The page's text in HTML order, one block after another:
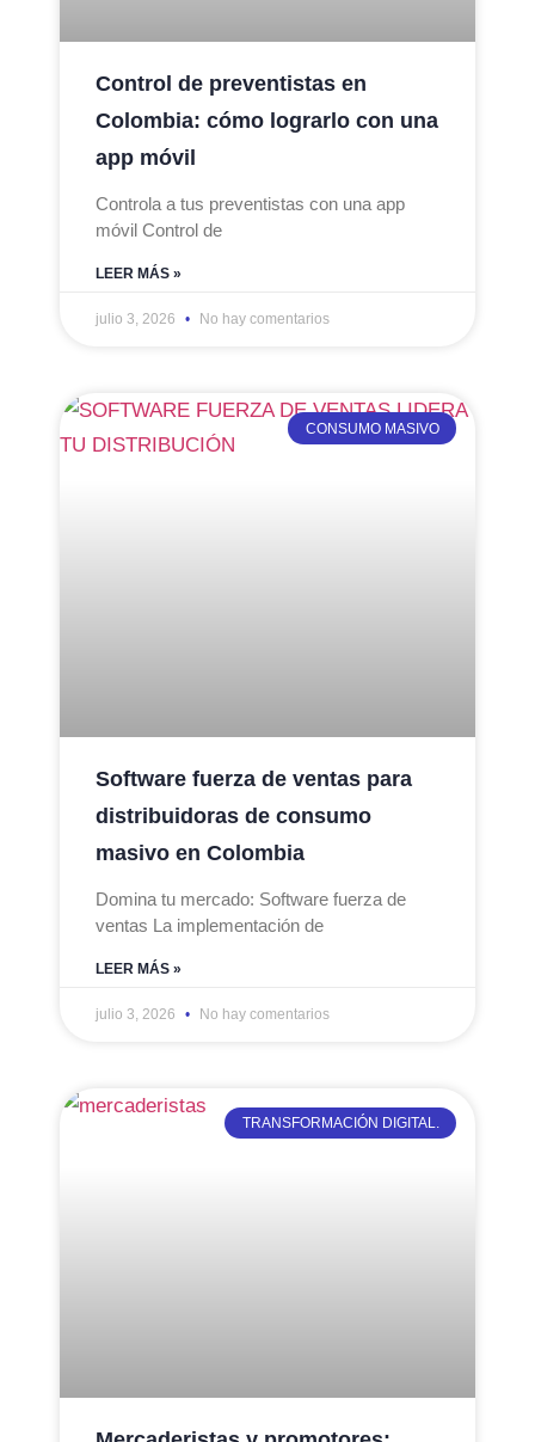
Control de preventistas en
Colombia: cómo lograrlo con una
app móvil
Controla a tus preventistas con una app
móvil Control de
LEER MÁS »
julio 3, 2026 No hay comentarios
CONSUMO MASIVO
Software fuerza de ventas para
distribuidoras de consumo
masivo en Colombia
Domina tu mercado: Software fuerza de
ventas La implementación de
LEER MÁS »
julio 3, 2026 No hay comentarios
TRANSFORMACIÓN DIGITAL.